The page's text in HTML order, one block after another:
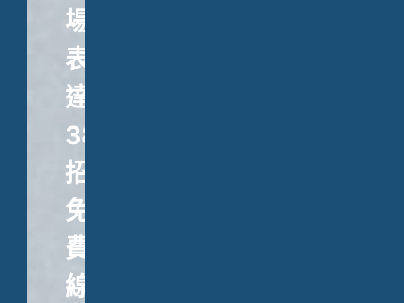
場
表
達
38
招》、
免
費
線